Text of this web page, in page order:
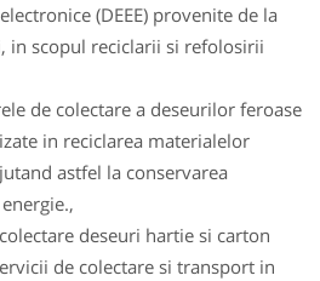
(DEEE) provenite de la
in scopul reciclarii si refolosirii
de colectare a deseurilor feroase
in reciclarea materialelor
astfel la conservarea
deseuri hartie si carton
de colectare si transport in